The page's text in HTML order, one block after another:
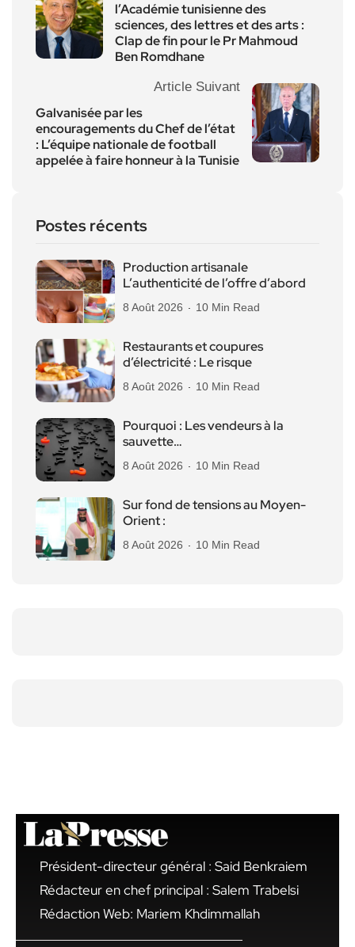
l’Académie tunisienne des
sciences, des lettres et des arts :
Clap de fin pour le Pr Mahmoud
Ben Romdhane
Article Suivant
Galvanisée par les
encouragements du Chef de l’état
: L’équipe nationale de football
appelée à faire honneur à la Tunisie
Postes récents
Production artisanale
L’authenticité de l’offre d’abord
8 Août 2026 10 Min Read
Restaurants et coupures
d’électricité : Le risque
8 Août 2026 10 Min Read
Pourquoi : Les vendeurs à la
sauvette…
8 Août 2026 10 Min Read
Sur fond de tensions au Moyen-
Orient :
8 Août 2026 10 Min Read
Président-directeur général : Said Benkraiem
Rédacteur en chef principal : Salem Trabelsi
Rédaction Web: Mariem Khdimmallah